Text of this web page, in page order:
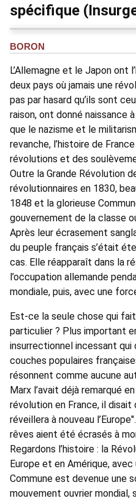
spécifique
BORON
L’Allemagne et le Japon ont
deux pays où jamais une
pas par hasard qu’ils sont
raison, ont donné naissance
que le nazisme et le
revanche, l’histoire de
révolutions et des
Outre la Grande Révolution
révolutionnaires en 1830,
1848 et la glorieuse
gouvernement de la classe
Après leur écrasement
du peuple français s’était
cas. Elle réapparaît dans la
l’occupation allemande
mondiale, puis, avec une
Est-ce la seule chose qui
particulier ? Plus important
insurrectionnel incessant
couches populaires
résonnent comme aucune
Marx l’avait déjà remarqué
révolution en France, il
réveillera à nouveau
rêves aient été écrasés à
Regardons l’histoire : la
Europe et en Amérique,
Commune est devenue une
mouvement ouvrier mondial,